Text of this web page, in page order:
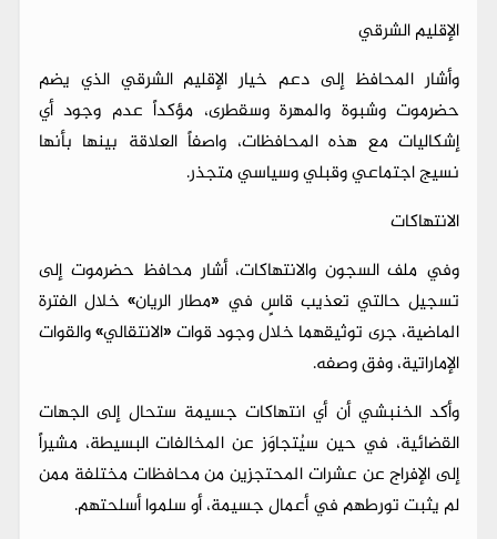
الإقليم الشرقي
وأشار المحافظ إلى دعم خيار الإقليم الشرقي الذي يضم
حضرموت وشبوة والمهرة وسقطرى، مؤكداً عدم وجود أي
إشكاليات مع هذه المحافظات، واصفاً العلاقة بينها بأنها
نسيج اجتماعي وقبلي وسياسي متجذر.
الانتهاكات
وفي ملف السجون والانتهاكات، أشار محافظ حضرموت إلى
تسجيل حالتي تعذيب قاسٍ في «مطار الريان» خلال الفترة
الماضية، جرى توثيقهما خلال وجود قوات «الانتقالي» والقوات
الإماراتية، وفق وصفه.
وأكد الخنبشي أن أي انتهاكات جسيمة ستحال إلى الجهات
القضائية، في حين سيُتجاوَز عن المخالفات البسيطة، مشيراً
إلى الإفراج عن عشرات المحتجزين من محافظات مختلفة ممن
لم يثبت تورطهم في أعمال جسيمة، أو سلموا أسلحتهم.